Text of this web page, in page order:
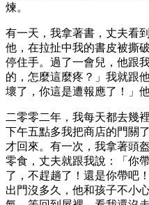
煉。
有一天，我拿著書，丈夫看
他，在拉扯中我的書皮被撕
停住手。過了一會兒，他跟
的，怎麼這麼疼？」我就跟
壞了，你這是遭報應了！」
二零零二年，我每天都去幾
下午五點多我把商店的門關
才回來。有一次，我拿著頭
零食，丈夫就跟我說：「你
了，不趕趟了！還是你帶吧
出門沒多久，他和孩子不小